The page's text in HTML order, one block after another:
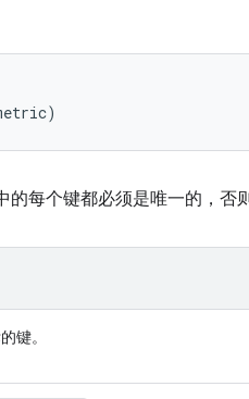
每个键都必须是唯一的，否
键。